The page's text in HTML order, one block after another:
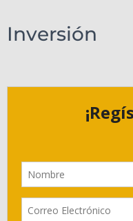
Inversión